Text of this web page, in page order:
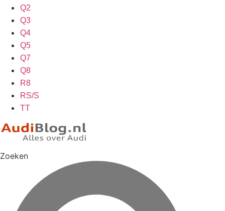
Q2
Q3
Q4
Q5
Q7
Q8
R8
RS/S
TT
Zoeken